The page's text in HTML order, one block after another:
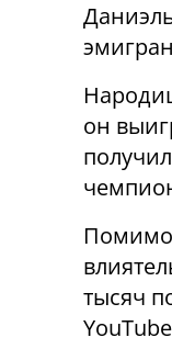
он
Помимо
тысяч